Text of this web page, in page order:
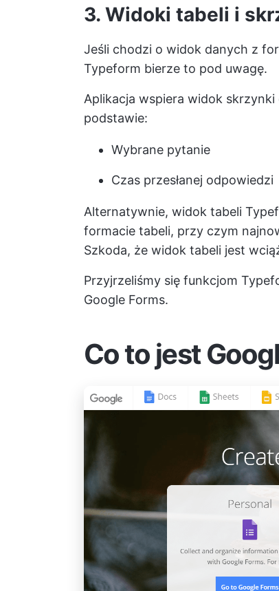
3. Widoki tabeli i
Jeśli chodzi o widok danych z
Typeform bierze to pod uwagę.
Aplikacja wspiera widok
podstawie:
Wybrane pytanie
Czas przesłanej odpowiedzi
Alternatywnie, widok tabeli
formacie tabeli, przy czym
Szkoda, że widok tabeli jest
Przyjrzeliśmy się funkcjom
Google Forms.
Co to jest